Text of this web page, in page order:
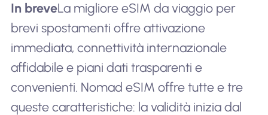
In breveLa migliore eSIM da viaggio per
brevi spostamenti offre attivazione
immediata, connettività internazionale
affidabile e piani dati trasparenti e
convenienti. Nomad eSIM offre tutte e tre
queste caratteristiche: la validità inizia dal